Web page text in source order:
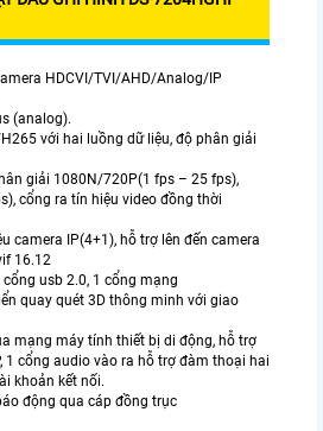
HDCVI/TVI/AHD/Analog/IP
(analog).
với hai luồng dữ liệu, độ phân giải
giải 1080N/720P(1 fps – 25 fps),
cổng ra tín hiệu video đồng thời
camera IP(4+1), hỗ trợ lên đến camera
16.12
usb 2.0, 1 cổng mạng
quay quét 3D thông minh với giao
mạng máy tính thiết bị di động, hỗ trợ
1 cổng audio vào ra hỗ trợ đàm thoại hai
khoản kết nối.
động qua cáp đồng trục